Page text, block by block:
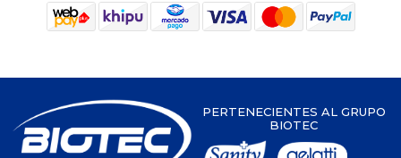
PERTENECIENTES AL GRUPO
BIOTEC